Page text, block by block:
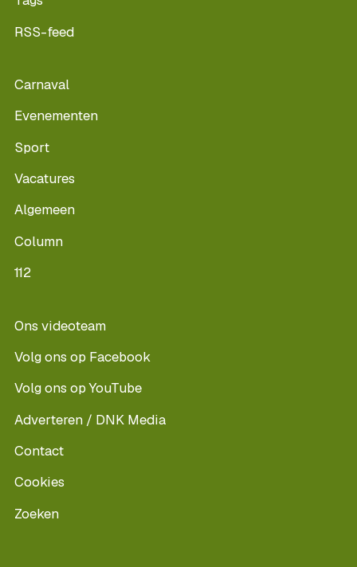
RSS-feed
Carnaval
Evenementen
Sport
Vacatures
Algemeen
Column
112
Ons videoteam
Volg ons op Facebook
Volg ons op YouTube
Adverteren / DNK Media
Contact
Cookies
Zoeken